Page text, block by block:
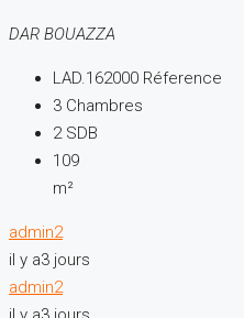
DAR BOUAZZA
LAD.162000 Réference
3 Chambres
2 SDB
109
m²
admin2
il y a3 jours
admin2